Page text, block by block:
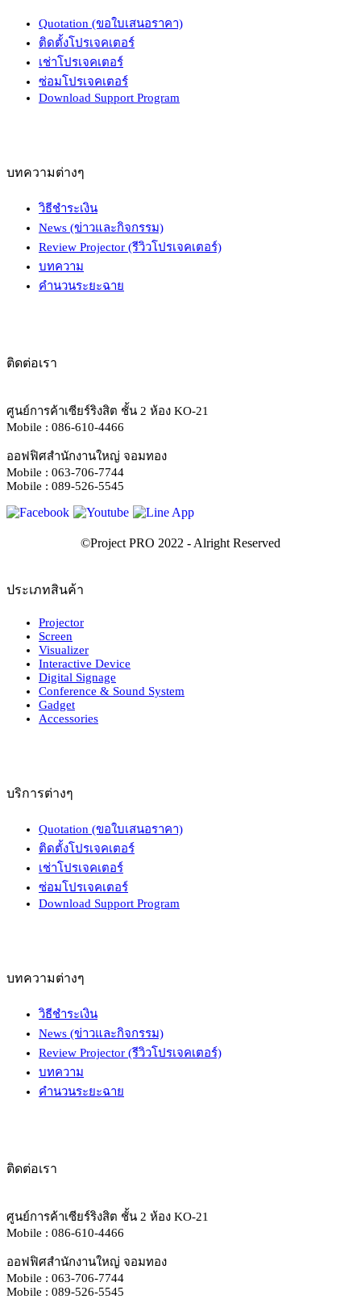
Quotation (ขอใบเสนอราคา)
ติดตั้งโปรเจคเตอร์
เช่าโปรเจคเตอร์
ซ่อมโปรเจคเตอร์
Download Support Program
บทความต่างๆ
วิธีชำระเงิน
News (ข่าวและกิจกรรม)
Review Projector (รีวิวโปรเจคเตอร์)
บทความ
คำนวนระยะฉาย
ติดต่อเรา
ศูนย์การค้าเซียร์ริงสิต ชั้น 2 ห้อง KO-21
Mobile : 086-610-4466
ออฟฟิศสำนักงานใหญ่ จอมทอง
Mobile : 063-706-7744
Mobile : 089-526-5545
ประเภทสินค้า
Projector
Screen
Visualizer
Interactive Device
Digital Signage
Conference & Sound System
Gadget
Accessories
บริการต่างๆ
Quotation (ขอใบเสนอราคา)
ติดตั้งโปรเจคเตอร์
เช่าโปรเจคเตอร์
ซ่อมโปรเจคเตอร์
Download Support Program
บทความต่างๆ
วิธีชำระเงิน
News (ข่าวและกิจกรรม)
Review Projector (รีวิวโปรเจคเตอร์)
บทความ
คำนวนระยะฉาย
ติดต่อเรา
ศูนย์การค้าเซียร์ริงสิต ชั้น 2 ห้อง KO-21
Mobile : 086-610-4466
ออฟฟิศสำนักงานใหญ่ จอมทอง
Mobile : 063-706-7744
Mobile : 089-526-5545